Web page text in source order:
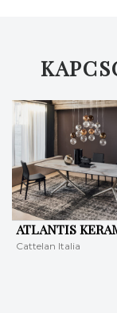
ATLANTIS
Cattelan Italia